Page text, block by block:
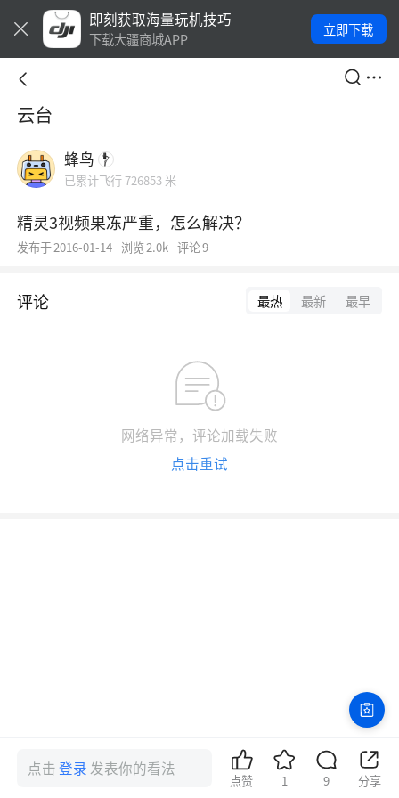
即刻获取海量玩机技巧
下载大疆商城APP
立即下载
云台
蜂鸟
已累计飞行 726853 米
精灵3视频果冻严重，怎么解决？
发布于2016-01-14 浏览2.0k 评论9
评论 最热 最新 最早
网络异常，评论加载失败
点击重试
点击登录 发表你的看法
点赞 1 9 分享